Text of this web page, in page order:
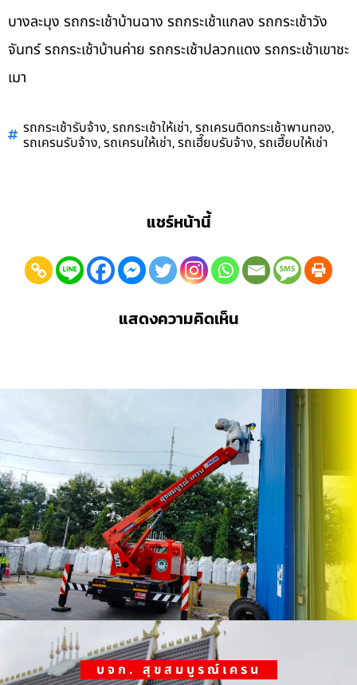
บางละมุง รถกระเช้าบ้านฉาง รถกระเช้าแกลง รถกระเช้าวัง
จันทร์ รถกระเช้าบ้านค่าย รถกระเช้าปลวกแดง รถกระเช้าเขาชะ
เมา
รถกระเช้ารับจ้าง,รถกระเช้าให้เช่า,รถเครนติดกระเช้าพานทอง,
รถเครนรับจ้าง,รถเครนให้เช่า,รถเฮี๊ยบรับจ้าง,รถเฮี๊ยบให้เช่า
แชร์หน้านี้
แสดงความคิดเห็น
บจก. สุขสมบูรณ์เครน